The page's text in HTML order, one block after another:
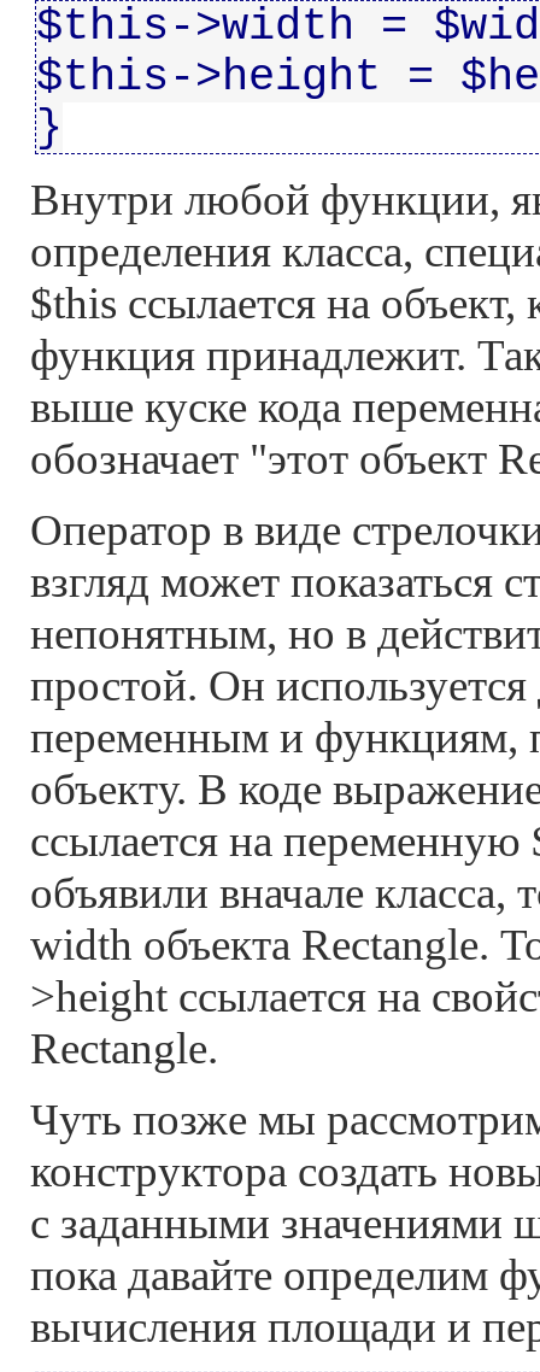
$this->width =
$this->height =
}
Внутри любой функции,
определения класса,
$this ссылается на объект,
функция принадлежит.
выше куске кода
обозначает "этот объект
Оператор в виде
взгляд может показаться
непонятным, но в
простой. Он используется
переменным и функциям,
объекту. В коде
ссылается на
объявили вначале класса,
width объекта Rectangle.
>height ссылается на
Rectangle.
Чуть позже мы
конструктора создать
с заданными значениями
пока давайте определим
вычисления площади и